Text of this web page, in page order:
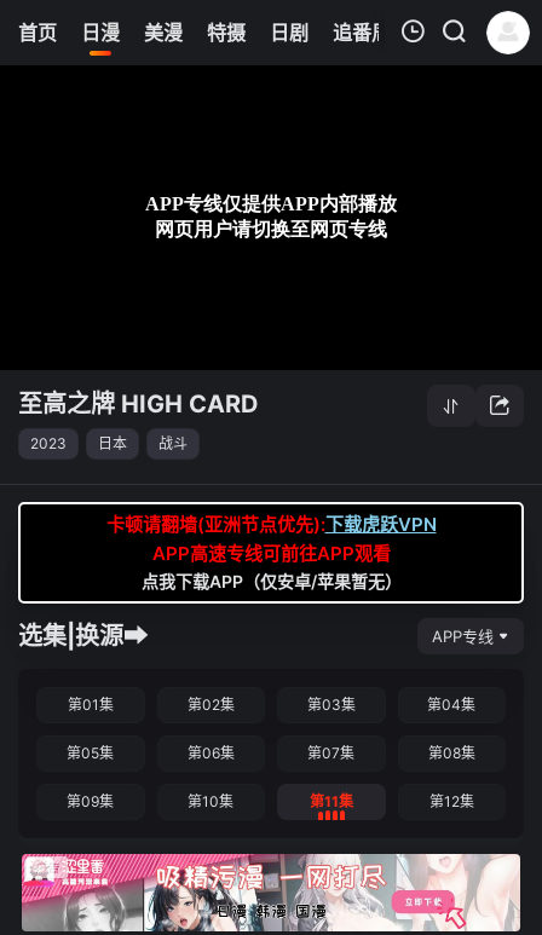
首页 日漫 美漫 特摄 日剧 追番周表 今日更新
8
清空
至高之牌 HIGH CARD
2023 日本 战斗
卡顿请翻墙(亚洲节点优先):下载虎跃VPN
APP高速专线可前往APP观看
点我下载APP（仅安卓/苹果暂无）
选集|换源➡ APP专线
第01集 第02集 第03集 第04集
第05集 第06集 第07集 第08集
第09集 第10集 第11集 第12集